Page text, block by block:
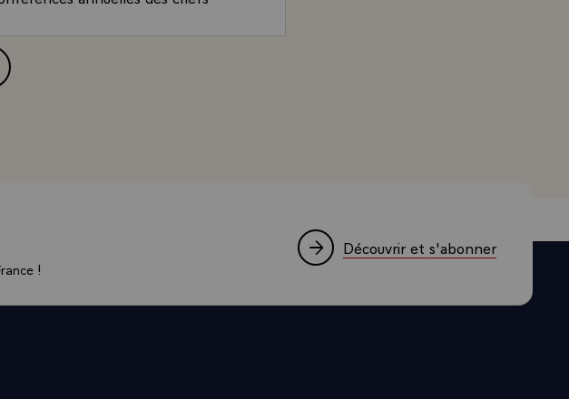
sont également fécondes
active. Ce qui a déjà été réalisé,
à penser qu'un long chemin sera
de trouver auprès de moi-même
-concours nécessaires à
M. François Mitterrand, Président de la République, à l'occasion de la
!
Découvrir et s'abonner